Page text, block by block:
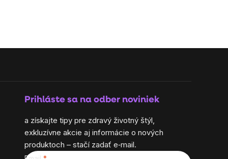
Prihláste sa na odber noviniek
a získajte tipy pre zdravý životný štýl,
exkluzívne akcie aj informácie o nových
produktoch – stačí zadať e‑mail.